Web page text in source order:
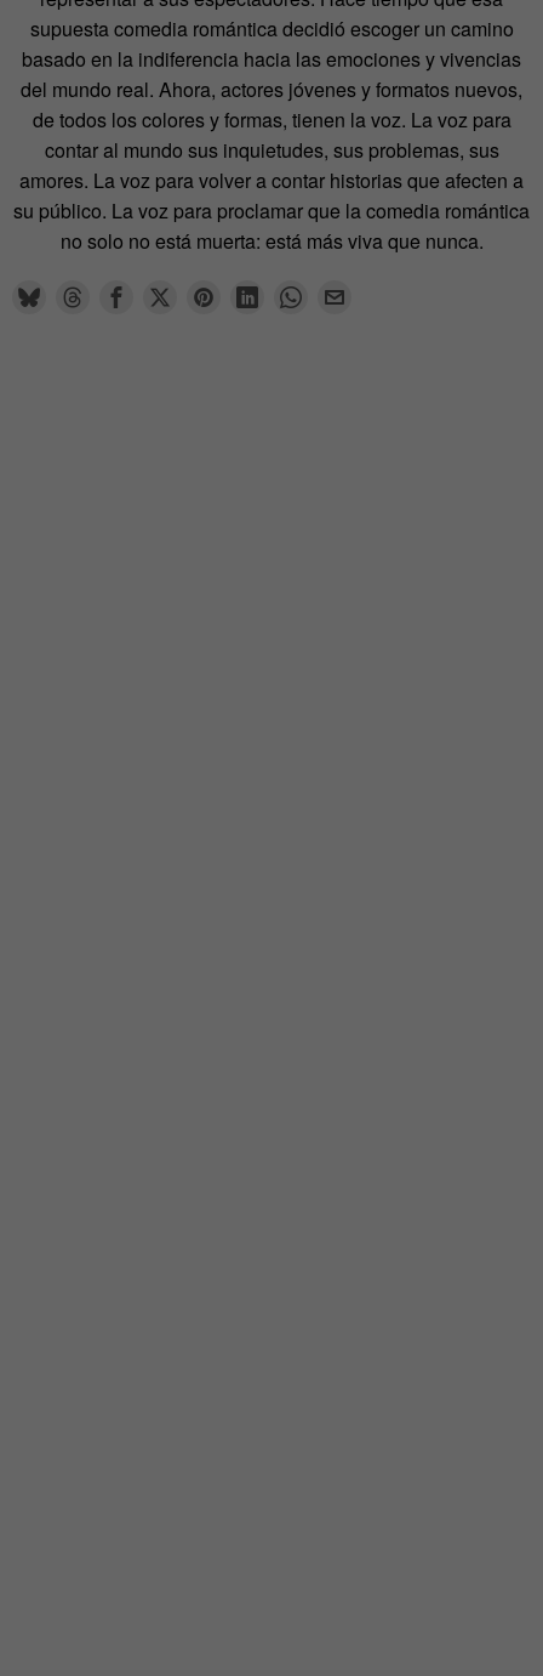
supuesta comedia romántica decidió escoger un camino
basado en la indiferencia hacia las emociones y vivencias
del mundo real. Ahora, actores jóvenes y formatos nuevos,
de todos los colores y formas, tienen la voz. La voz para
contar al mundo sus inquietudes, sus problemas, sus
amores. La voz para volver a contar historias que afecten a
su público. La voz para proclamar que la comedia romántica
no solo no está muerta: está más viva que nunca.